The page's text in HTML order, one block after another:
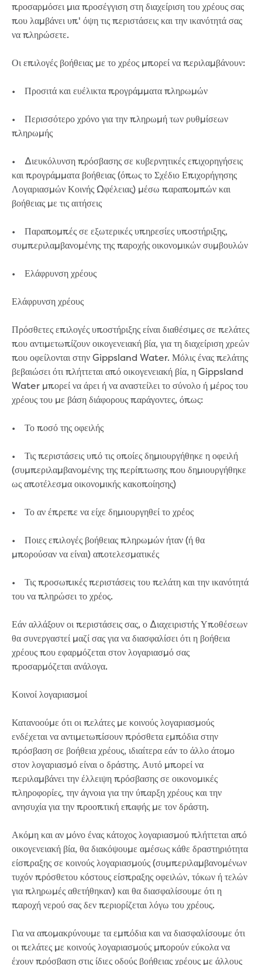
προσαρμόσει μια προσέγγιση στη διαχείριση του χρέους σας
που λαμβάνει υπ' όψη τις περιστάσεις και την ικανότητά σας
να πληρώσετε.
Οι επιλογές βοήθειας με το χρέος μπορεί να περιλαμβάνουν:
• Προσιτά και ευέλικτα προγράμματα πληρωμών
• Περισσότερο χρόνο για την πληρωμή των ρυθμίσεων
πληρωμής
• Διευκόλυνση πρόσβασης σε κυβερνητικές επιχορηγήσεις
και προγράμματα βοήθειας (όπως το Σχέδιο Επιχορήγησης
Λογαριασμών Κοινής Ωφέλειας) μέσω παραπομπών και
βοήθειας με τις αιτήσεις
• Παραπομπές σε εξωτερικές υπηρεσίες υποστήριξης,
συμπεριλαμβανομένης της παροχής οικονομικών συμβουλών
• Ελάφρυνση χρέους
Ελάφρυνση χρέους
Πρόσθετες επιλογές υποστήριξης είναι διαθέσιμες σε πελάτες
που αντιμετωπίζουν οικογενειακή βία, για τη διαχείριση χρεών
που οφείλονται στην Gippsland Water. Μόλις ένας πελάτης
βεβαιώσει ότι πλήττεται από οικογενειακή βία, η Gippsland
Water μπορεί να άρει ή να αναστείλει το σύνολο ή μέρος του
χρέους του με βάση διάφορους παράγοντες, όπως:
• Το ποσό της οφειλής
• Τις περιστάσεις υπό τις οποίες δημιουργήθηκε η οφειλή
(συμπεριλαμβανομένης της περίπτωσης που δημιουργήθηκε
ως αποτέλεσμα οικονομικής κακοποίησης)
• Το αν έπρεπε να είχε δημιουργηθεί το χρέος
• Ποιες επιλογές βοήθειας πληρωμών ήταν (ή θα
μπορούσαν να είναι) αποτελεσματικές
• Τις προσωπικές περιστάσεις του πελάτη και την ικανότητά
του να πληρώσει το χρέος.
Εάν αλλάξουν οι περιστάσεις σας, ο Διαχειριστής Υποθέσεων
θα συνεργαστεί μαζί σας για να διασφαλίσει ότι η βοήθεια
χρέους που εφαρμόζεται στον λογαριασμό σας
προσαρμόζεται ανάλογα.
Κοινοί λογαριασμοί
Κατανοούμε ότι οι πελάτες με κοινούς λογαριασμούς
ενδέχεται να αντιμετωπίσουν πρόσθετα εμπόδια στην
πρόσβαση σε βοήθεια χρέους, ιδιαίτερα εάν το άλλο άτομο
στον λογαριασμό είναι ο δράστης. Αυτό μπορεί να
περιλαμβάνει την έλλειψη πρόσβασης σε οικονομικές
πληροφορίες, την άγνοια για την ύπαρξη χρέους και την
ανησυχία για την προοπτική επαφής με τον δράστη.
Ακόμη και αν μόνο ένας κάτοχος λογαριασμού πλήττεται από
οικογενειακή βία, θα διακόψουμε αμέσως κάθε δραστηριότητα
είσπραξης σε κοινούς λογαριασμούς (συμπεριλαμβανομένων
τυχόν πρόσθετου κόστους είσπραξης οφειλών, τόκων ή τελών
για πληρωμές αθετήθηκαν) και θα διασφαλίσουμε ότι η
παροχή νερού σας δεν περιορίζεται λόγω του χρέους.
Για να απομακρύνουμε τα εμπόδια και να διασφαλίσουμε ότι
οι πελάτες με κοινούς λογαριασμούς μπορούν εύκολα να
έχουν πρόσβαση στις ίδιες οδούς βοήθειας χρέους με άλλους